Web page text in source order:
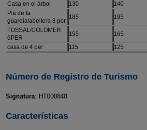
Casa en el árbol
130 140
Pla de la
guardia/abellera 8 per
185 195
TOSSAL/COLOMER
6PER
155 165
casa de 4 per
115 125
Número de Registro de Turismo
Signatura: HT000848
Características